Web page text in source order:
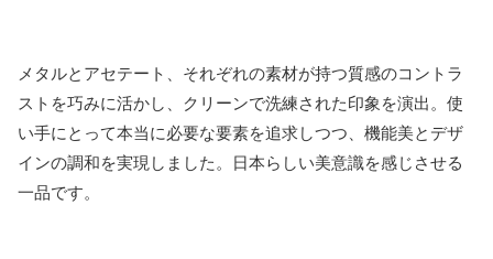
メタルとアセテート、それぞれの素材が持つ質感のコントラ
ストを巧みに活かし、クリーンで洗練された印象を演出。使
い手にとって本当に必要な要素を追求しつつ、機能美とデザ
インの調和を実現しました。日本らしい美意識を感じさせる
一品です。